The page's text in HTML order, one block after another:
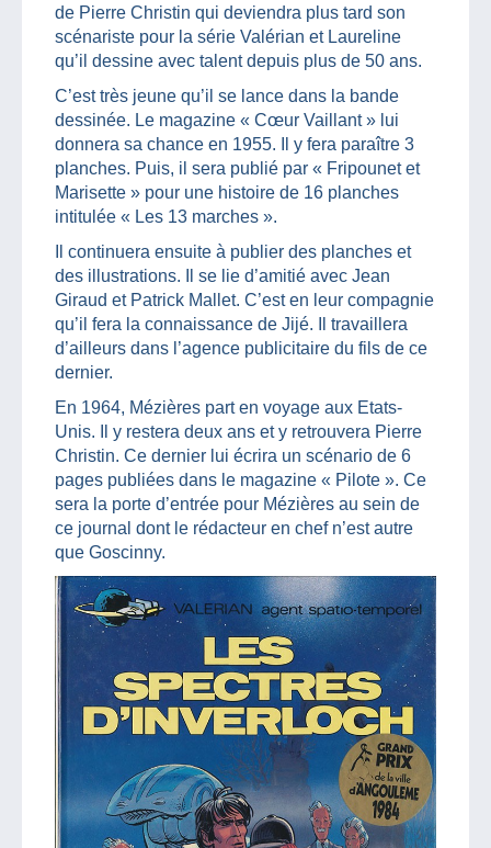
de Pierre Christin qui deviendra plus tard son
scénariste pour la série Valérian et Laureline
qu’il dessine avec talent depuis plus de 50 ans.
C’est très jeune qu’il se lance dans la bande
dessinée. Le magazine « Cœur Vaillant » lui
donnera sa chance en 1955. Il y fera paraître 3
planches. Puis, il sera publié par « Fripounet et
Marisette » pour une histoire de 16 planches
intitulée « Les 13 marches ».
Il continuera ensuite à publier des planches et
des illustrations. Il se lie d’amitié avec Jean
Giraud et Patrick Mallet. C’est en leur compagnie
qu’il fera la connaissance de Jijé. Il travaillera
d’ailleurs dans l’agence publicitaire du fils de ce
dernier.
En 1964, Mézières part en voyage aux Etats-
Unis. Il y restera deux ans et y retrouvera Pierre
Christin. Ce dernier lui écrira un scénario de 6
pages publiées dans le magazine « Pilote ». Ce
sera la porte d’entrée pour Mézières au sein de
ce journal dont le rédacteur en chef n’est autre
que Goscinny.